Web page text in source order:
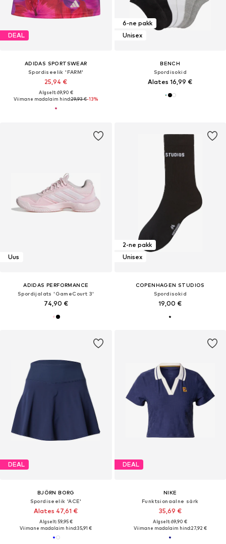
DEAL
ADIDAS SPORTSWEAR
Spordiseelik 'FARM'
25,94 €
Algselt: 69,90 €
Viimane madalaim hind:29,93 €-13%
6-ne pakk
Unisex
BENCH
Spordisokid
Alates 16,99 €
Uus
ADIDAS PERFORMANCE
Spordijalats 'GameCourt 3'
74,90 €
2-ne pakk
Unisex
COPENHAGEN STUDIOS
Spordisokid
19,00 €
DEAL
BJÖRN BORG
Spordiseelik 'ACE'
Alates 47,61 €
Algselt: 59,95 €
Viimane madalaim hind:35,91 €
DEAL
NIKE
Funktsionaalne särk
35,69 €
Algselt: 69,90 €
Viimane madalaim hind:27,92 €